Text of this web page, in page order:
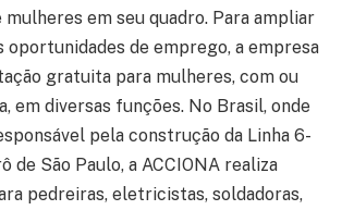
mulheres em seu quadro. Para ampliar
oportunidades de emprego, a empresa
gratuita para mulheres, com ou
em diversas funções. No Brasil, onde
pela construção da Linha 6-
de São Paulo, a ACCIONA realiza
pedreiras, eletricistas, soldadoras,